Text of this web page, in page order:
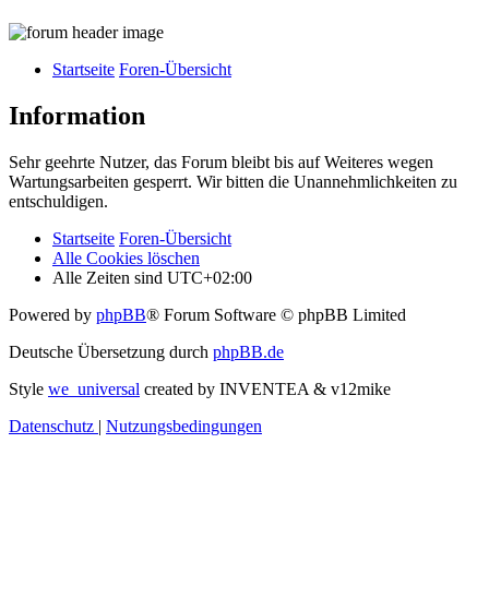
Startseite Foren-Übersicht
Information
Sehr geehrte Nutzer, das Forum bleibt bis auf Weiteres wegen
Wartungsarbeiten gesperrt. Wir bitten die Unannehmlichkeiten zu
entschuldigen.
Startseite Foren-Übersicht
Alle Cookies löschen
Alle Zeiten sind UTC+02:00
Powered by phpBB® Forum Software © phpBB Limited
Deutsche Übersetzung durch phpBB.de
Style we_universal created by INVENTEA & v12mike
Datenschutz | Nutzungsbedingungen